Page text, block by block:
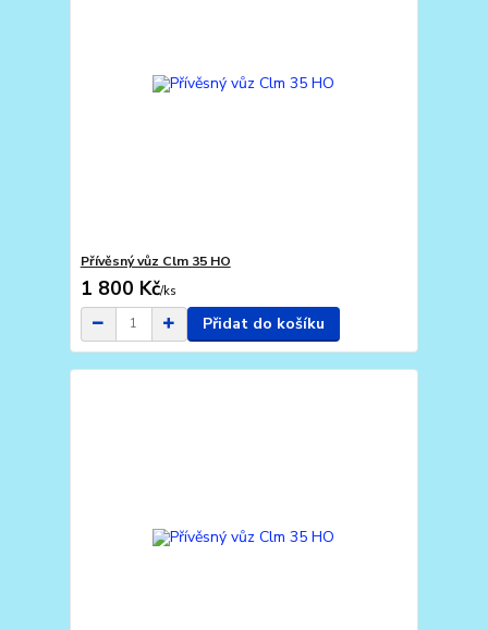
Přívěsný vůz Clm 35 HO
1 800 Kč/ks
Přidat do košíku